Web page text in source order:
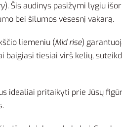
). Šis audinys pasižymi lygiu
bei šilumos vėsesnį vakarą.
liemeniu (Mid rise)
baigiasi tiesiai virš kelių,
idealiai pritaikyti prie Jūsų